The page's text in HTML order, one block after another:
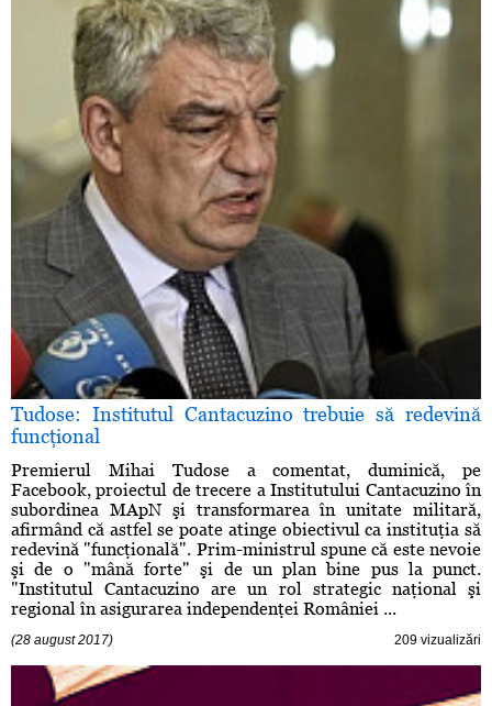
Tudose: Institutul Cantacuzino trebuie să redevină
funcţional
Premierul Mihai Tudose a comentat, duminică, pe
Facebook, proiectul de trecere a Institutului Cantacuzino în
subordinea MApN şi transformarea în unitate militară,
afirmând că astfel se poate atinge obiectivul ca instituţia să
redevină "funcţională". Prim-ministrul spune că este nevoie
şi de o "mână forte" şi de un plan bine pus la punct.
"Institutul Cantacuzino are un rol strategic naţional şi
regional în asigurarea independenţei României ...
(28 august 2017) 209 vizualizări